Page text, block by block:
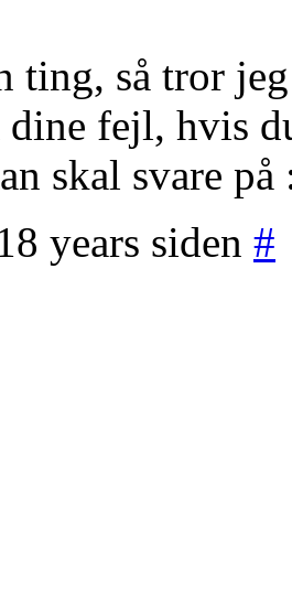
ting, så tror
fejl, hvis
skal svare på
years siden #